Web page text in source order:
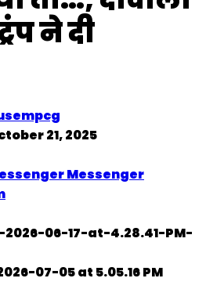
ने दी
21, 2025
Messenger